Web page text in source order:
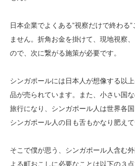
日本企業でよくある”視察だけで終わる
ません。折角お金を掛けて、現地視察
ので、次に繋がる施策が必要です。
シンガポールには日本人が想像する以
品が売られています。また、小さい国
旅行になり、シンガポール人は世界各
シンガポール人の目も舌もかなり肥えて
そこで僕が思う、シンガポール人含む
よる町おこしに必要なことは以下の３点